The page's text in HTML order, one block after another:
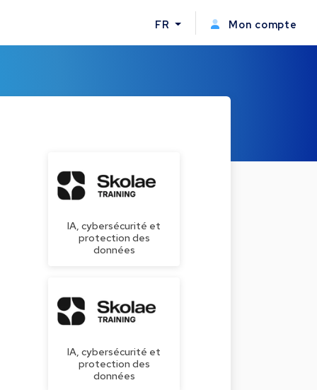
FR Mon compte
IA, cybersécurité et
protection des
données
IA, cybersécurité et
protection des
données